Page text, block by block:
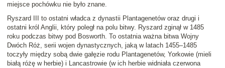
miejsce pochówku nie było znane.
Ryszard III to ostatni władca z dynastii Plantagenetów oraz drugi i
ostatni król Anglii, który poległ na polu bitwy. Ryszard zginął w 1485
roku podczas bitwy pod Bosworth. To ostatnia ważna bitwa Wojny
Dwóch Róż, serii wojen dynastycznych, jaką w latach 1455–1485
toczyły między sobą dwie gałęzie rodu Plantagenetów, Yorkowie (mieli
białą różę w herbie) i Lancastrowie (w ich herbie widniała czerwona